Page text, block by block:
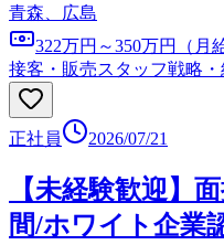
青森、広島
322万円～350万円（月
接客・販売スタッフ戦略
正社員 2026/07/21
【未経験歓迎】
間/ホワイト企業